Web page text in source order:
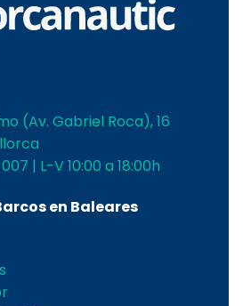
(Av. Gabriel Roca), 16
| L-V 10:00 a 18:00h
en Baleares